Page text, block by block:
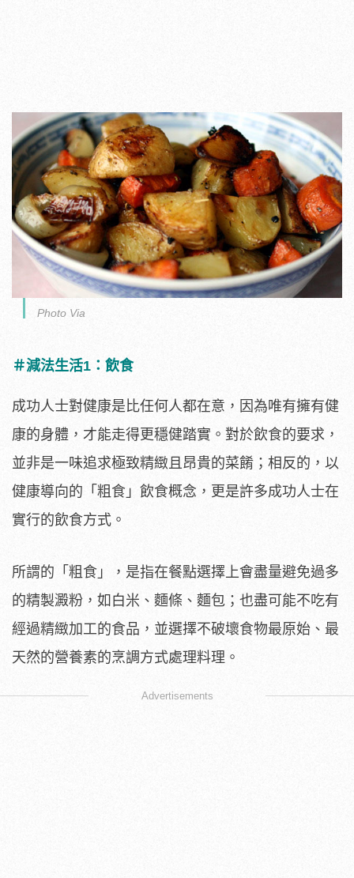
Photo Via
＃減法生活1：飲食
成功人士對健康是比任何人都在意，因為唯有擁有健
康的身體，才能走得更穩健踏實。對於飲食的要求，
並非是一味追求極致精緻且昂貴的菜餚；相反的，以
健康導向的「粗食」飲食概念，更是許多成功人士在
實行的飲食方式。
所謂的「粗食」，是指在餐點選擇上會盡量避免過多
的精製澱粉，如白米、麵條、麵包；也盡可能不吃有
經過精緻加工的食品，並選擇不破壞食物最原始、最
天然的營養素的烹調方式處理料理。
Advertisements